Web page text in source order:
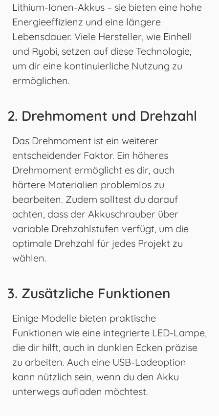
Lithium-Ionen-Akkus – sie bieten eine hohe
Energieeffizienz und eine längere
Lebensdauer. Viele Hersteller, wie Einhell
und Ryobi, setzen auf diese Technologie,
um dir eine kontinuierliche Nutzung zu
ermöglichen.
2. Drehmoment und Drehzahl
Das Drehmoment ist ein weiterer
entscheidender Faktor. Ein höheres
Drehmoment ermöglicht es dir, auch
härtere Materialien problemlos zu
bearbeiten. Zudem solltest du darauf
achten, dass der Akkuschrauber über
variable Drehzahlstufen verfügt, um die
optimale Drehzahl für jedes Projekt zu
wählen.
3. Zusätzliche Funktionen
Einige Modelle bieten praktische
Funktionen wie eine integrierte LED-Lampe,
die dir hilft, auch in dunklen Ecken präzise
zu arbeiten. Auch eine USB-Ladeoption
kann nützlich sein, wenn du den Akku
unterwegs aufladen möchtest.